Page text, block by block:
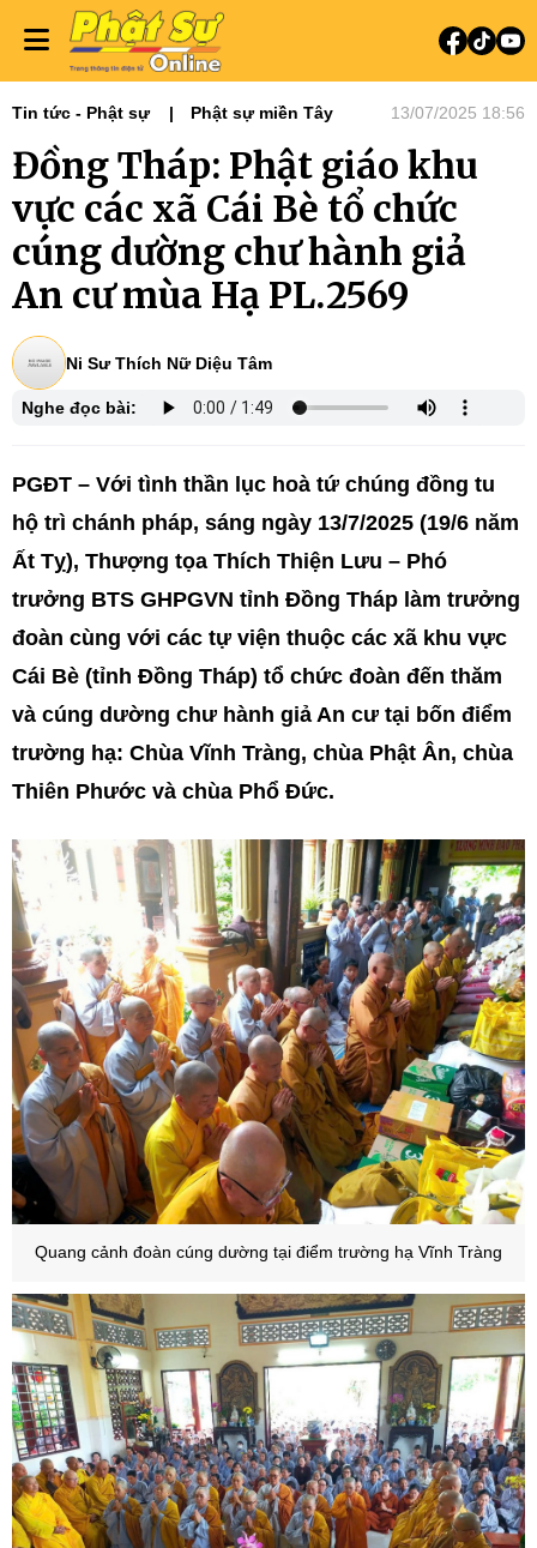
Tin tức - Phật sự Phật sự miền Tây 13/07/2025 18:56
Đồng Tháp: Phật giáo khu
vực các xã Cái Bè tổ chức
cúng dường chư hành giả
An cư mùa Hạ PL.2569
Ni Sư Thích Nữ Diệu Tâm
Nghe đọc bài:
PGĐT – Với tình thần lục hoà tứ chúng đồng tu
hộ trì chánh pháp, sáng ngày 13/7/2025 (19/6 năm
Ất Tỵ), Thượng tọa Thích Thiện Lưu – Phó
trưởng BTS GHPGVN tỉnh Đồng Tháp làm trưởng
đoàn cùng với các tự viện thuộc các xã khu vực
Cái Bè (tỉnh Đồng Tháp) tổ chức đoàn đến thăm
và cúng dường chư hành giả An cư tại bốn điểm
trường hạ: Chùa Vĩnh Tràng, chùa Phật Ân, chùa
Thiên Phước và chùa Phổ Đức.
Quang cảnh đoàn cúng dường tại điểm trường hạ Vĩnh Tràng